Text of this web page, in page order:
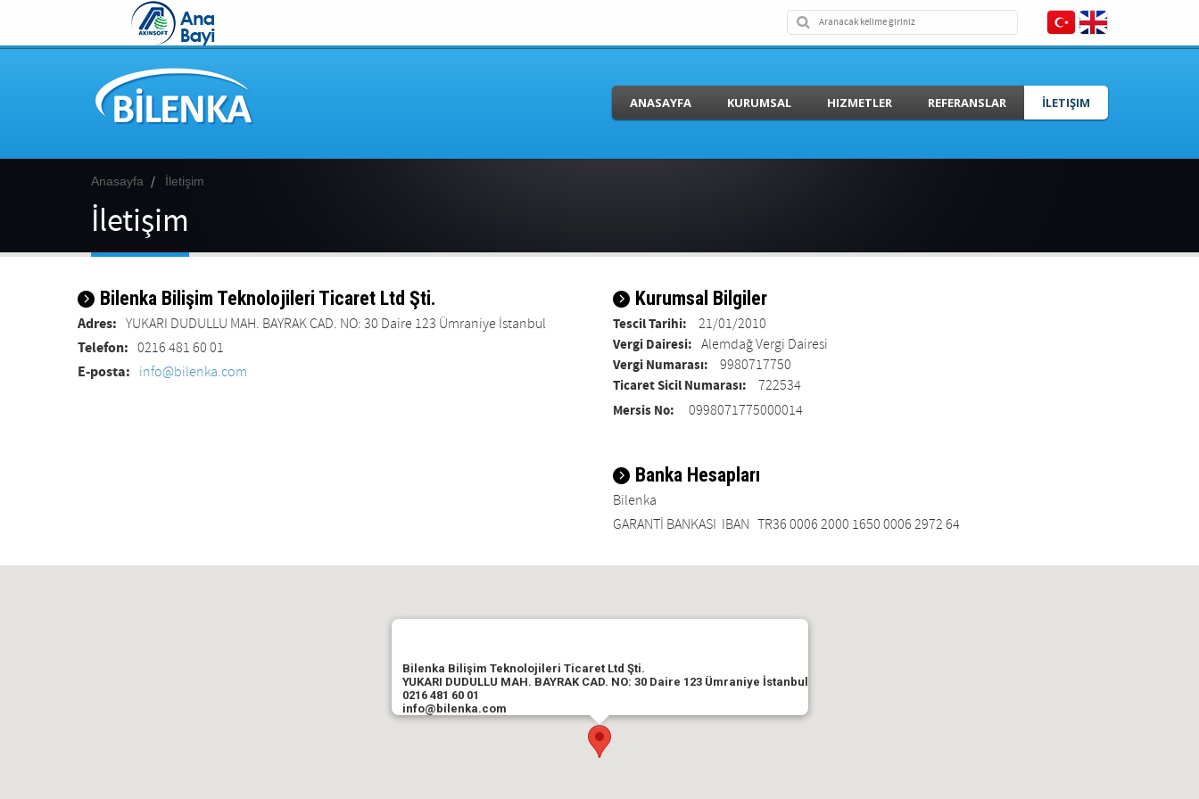
ANASAYFA KURUMSAL HIZMETLER REFERANSLAR İLETIŞIM
Anasayfa İletişim
İletişim
Bilenka Bilişim Teknolojileri Ticaret Ltd Şti.
Adres: YUKARI DUDULLU MAH. BAYRAK CAD. NO: 30 Daire 123 Ümraniye İstanbul
Telefon: 0216 481 60 01
E-posta: info@bilenka.com
Kurumsal Bilgiler
Tescil Tarihi: 21/01/2010
Vergi Dairesi: Alemdağ Vergi Dairesi
Vergi Numarası: 9980717750
Ticaret Sicil Numarası: 722534
Mersis No: 0998071775000014
Banka Hesapları
Bilenka
GARANTİ BANKASI IBAN TR36 0006 2000 1650 0006 2972 64
Bilenka Bilişim Teknolojileri Ticaret Ltd Şti.
YUKARI DUDULLU MAH. BAYRAK CAD. NO: 30 Daire 123 Ümraniye İstanbul
0216 481 60 01
info@bilenka.com